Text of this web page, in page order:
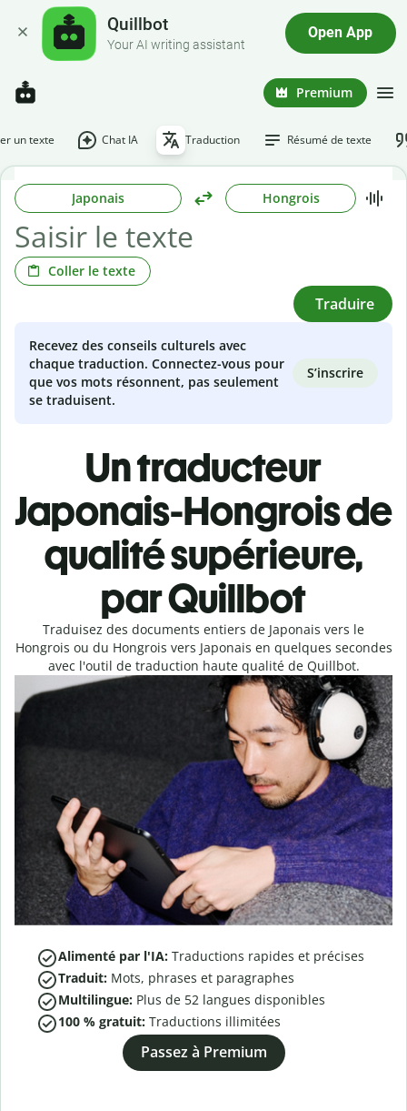
Quillbot
Your AI writing assistant
Open App
Premium
un texte Chat IA Traduction Résumé de texte
Japonais Hongrois
Coller le texte
Traduire
Recevez des conseils culturels avec
chaque traduction. Connectez-vous pour
que vos mots résonnent, pas seulement
se traduisent.
S’inscrire
Un traducteur
Japonais-Hongrois de
qualité supérieure,
par Quillbot
Traduisez des documents entiers de Japonais vers le
Hongrois ou du Hongrois vers Japonais en quelques secondes
avec l'outil de traduction haute qualité de Quillbot.
Alimenté par l'IA: Traductions rapides et précises
Traduit: Mots, phrases et paragraphes
Multilingue: Plus de 52 langues disponibles
100 % gratuit: Traductions illimitées
Passez à Premium